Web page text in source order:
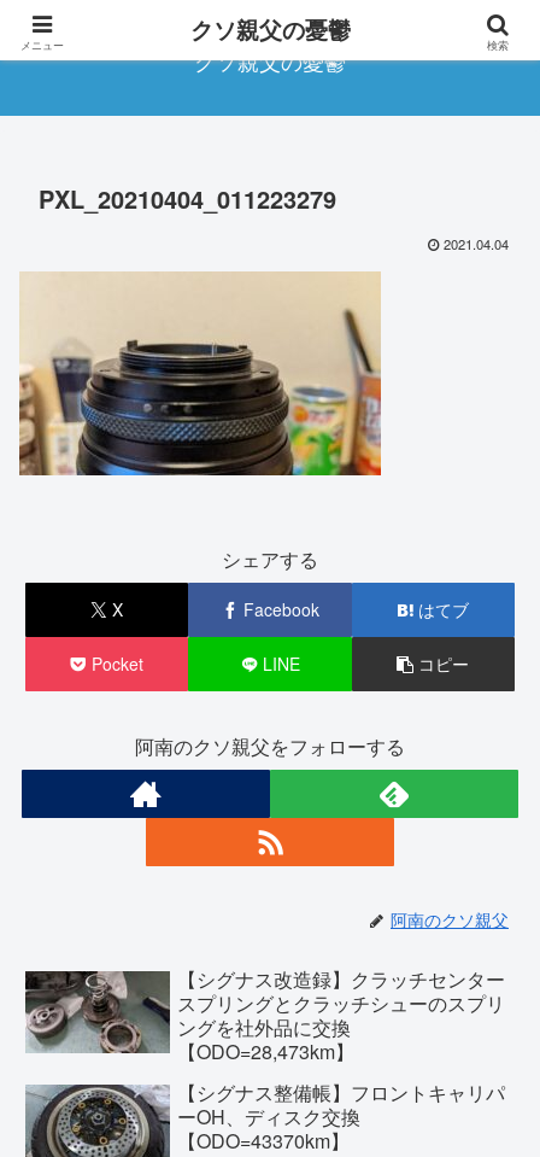
クソ親父の憂鬱
PXL_20210404_011223279
2021.04.04
シェアする
X Facebook はてブ
Pocket LINE コピー
阿南のクソ親父をフォローする
阿南のクソ親父
【シグナス改造録】クラッチセンター
スプリングとクラッチシューのスプリ
ングを社外品に交換
【ODO=28,473km】
【シグナス整備帳】フロントキャリパ
ーOH、ディスク交換
【ODO=43370km】
メニュー クソ親父の憂鬱 検索